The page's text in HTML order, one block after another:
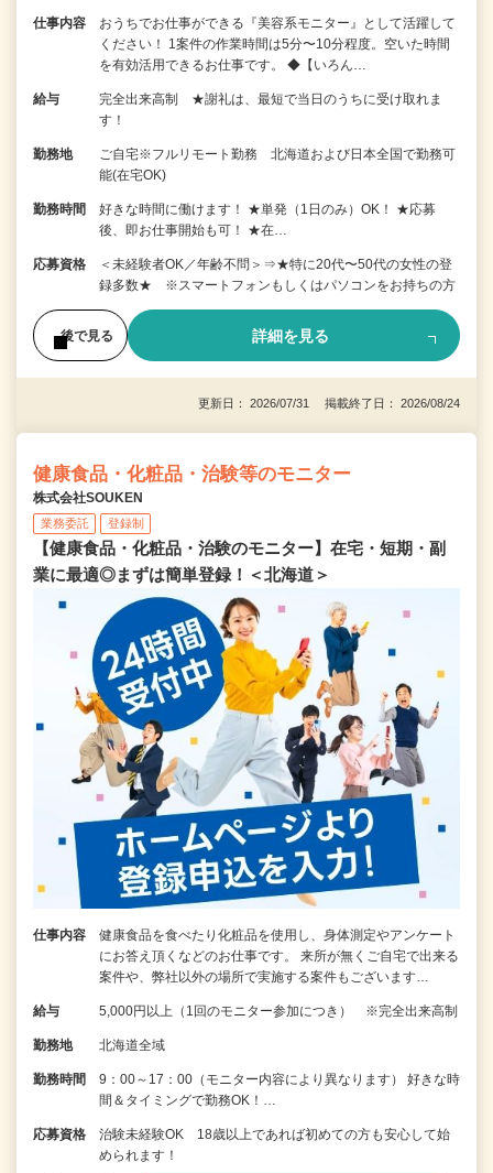
仕事内容
おうちでお仕事ができる『美容系モニター』として活躍して
ください！ 1案件の作業時間は5分〜10分程度。空いた時間
を有効活用できるお仕事です。 ◆【いろん…
給与
完全出来高制 ★謝礼は、最短で当日のうちに受け取れま
す！
勤務地
ご自宅※フルリモート勤務 北海道および日本全国で勤務可
能(在宅OK)
勤務時間
好きな時間に働けます！ ★単発（1日のみ）OK！ ★応募
後、即お仕事開始も可！ ★在…
応募資格
＜未経験者OK／年齢不問＞⇒★特に20代〜50代の女性の登
録多数★ ※スマートフォンもしくはパソコンをお持ちの方
後で見る 詳細を見る
更新日： 2026/07/31 掲載終了日： 2026/08/24
健康食品・化粧品・治験等のモニター
株式会社SOUKEN
業務委託 登録制
【健康食品・化粧品・治験のモニター】在宅・短期・副
業に最適◎まずは簡単登録！＜北海道＞
仕事内容
健康食品を食べたり化粧品を使用し、身体測定やアンケート
にお答え頂くなどのお仕事です。 来所が無くご自宅で出来る
案件や、弊社以外の場所で実施する案件もございます…
給与 5,000円以上（1回のモニター参加につき） ※完全出来高制
勤務地 北海道全域
勤務時間
9：00～17：00（モニター内容により異なります） 好きな時
間＆タイミングで勤務OK！…
応募資格
治験未経験OK 18歳以上であれば初めての方も安心して始
められます！